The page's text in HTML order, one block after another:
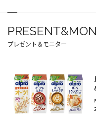
プレゼント＆モニター